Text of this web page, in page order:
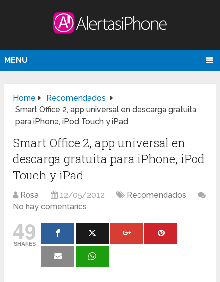
MENU
Home
Recomendados
Smart Office 2, app universal en descarga gratuita
para iPhone, iPod Touch y iPad
Smart Office 2, app universal en
descarga gratuita para iPhone, iPod
Touch y iPad
Rosa 12/05/2012
Recomendados
No hay comentarios
49
SHARES